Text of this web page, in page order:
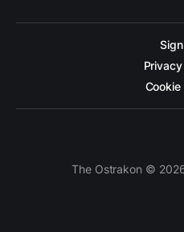
Cookie
The Ostrakon ©